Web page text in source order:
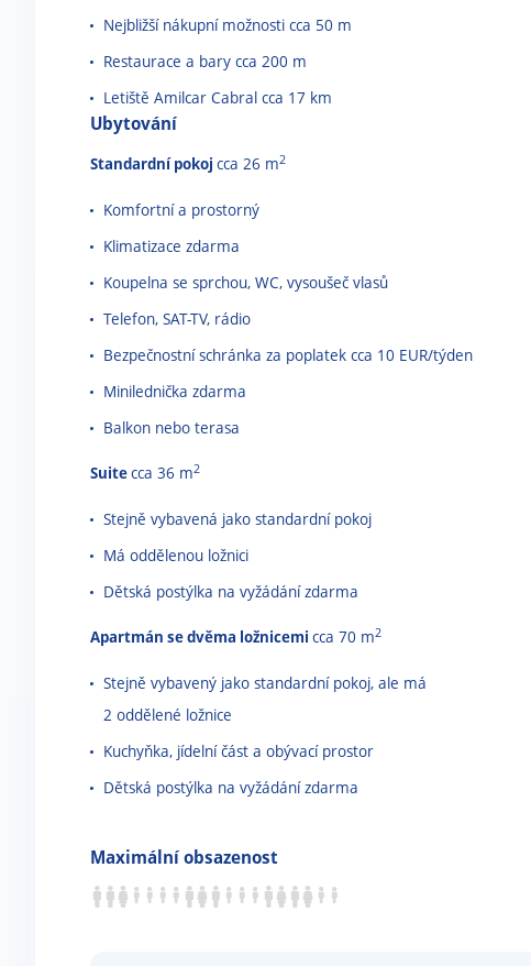
Nejbližší nákupní možnosti cca 50 m
Restaurace a bary cca 200 m
Letiště Amilcar Cabral cca 17 km
Ubytování
Standardní pokoj cca 26 m2
Komfortní a prostorný
Klimatizace zdarma
Koupelna se sprchou, WC, vysoušeč vlasů
Telefon, SAT-TV, rádio
Bezpečnostní schránka za poplatek cca 10 EUR/týden
Minilednička zdarma
Balkon nebo terasa
Suitecca 36 m2
Stejně vybavená jako standardní pokoj
Má oddělenou ložnici
Dětská postýlka na vyžádání zdarma
Apartmán se dvěma ložnicemi cca 70 m2
Stejně vybavený jako standardní pokoj, ale má
2 oddělené ložnice
Kuchyňka, jídelní část a obývací prostor
Dětská postýlka na vyžádání zdarma
Maximální obsazenost